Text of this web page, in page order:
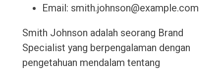
Email: smith.johnson@example.com
Smith Johnson adalah seorang Brand
Specialist yang berpengalaman dengan
pengetahuan mendalam tentang